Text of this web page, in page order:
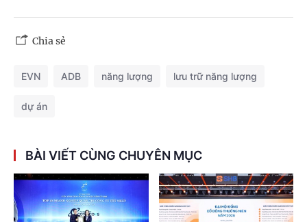
Chia sẻ
EVN ADB năng lượng lưu trữ năng lượng
dự án
BÀI VIẾT CÙNG CHUYÊN MỤC